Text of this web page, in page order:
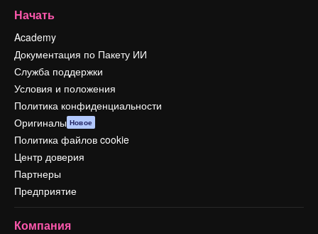
Начать
Academy
Документация по Пакету ИИ
Служба поддержки
Условия и положения
Политика конфиденциальности
Оригиналы Новое
Политика файлов cookie
Центр доверия
Партнеры
Предприятие
Компания